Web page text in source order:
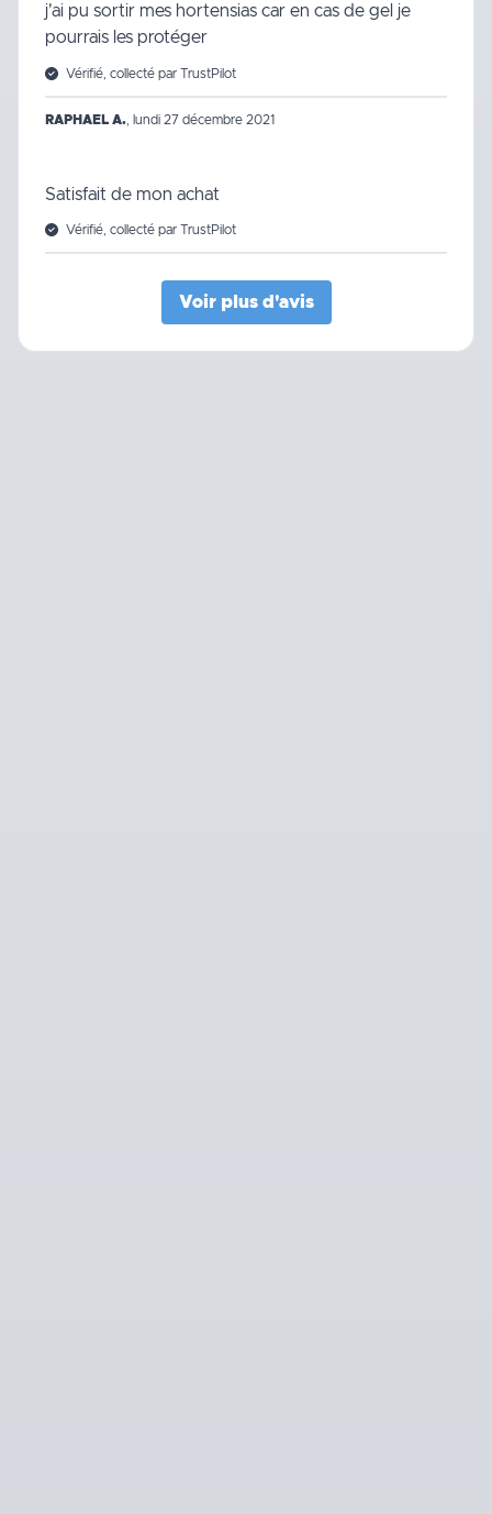
j'ai pu sortir mes hortensias car en cas de gel je
pourrais les protéger
Vérifié, collecté par TrustPilot
RAPHAEL A. lundi 27 décembre 2021
Satisfait de mon achat
Vérifié, collecté par TrustPilot
Voir plus d'avis